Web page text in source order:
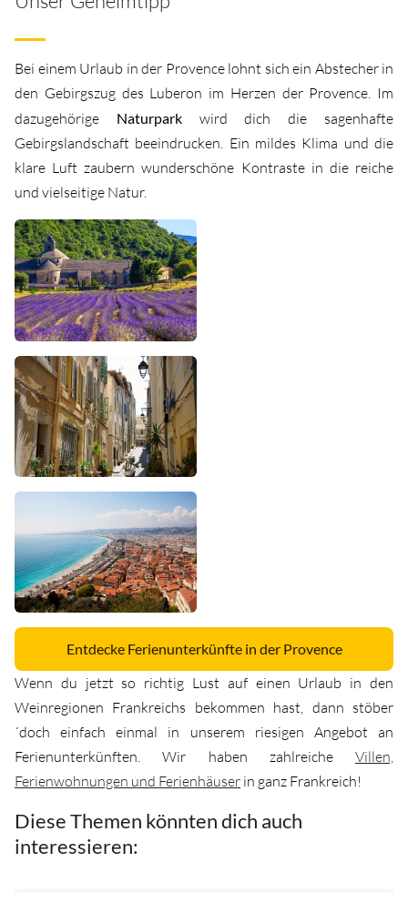
Bei einem Urlaub in der Provence lohnt sich ein Abstecher in
den Gebirgszug des Luberon im Herzen der Provence. Im
dazugehörige Naturparkwird dich die sagenhafte
Gebirgslandschaft beeindrucken. Ein mildes Klima und die
klare Luft zaubern wunderschöne Kontraste in die reiche
und vielseitige Natur.
Entdecke Ferienunterkünfte in der Provence
Wenn du jetzt so richtig Lust auf einen Urlaub in den
Weinregionen Frankreichs bekommen hast, dann stöber
´doch einfach einmal in unserem riesigen Angebot an
Ferienunterkünften. Wir haben zahlreiche Villen,
Ferienwohnungen und Ferienhäuser in ganz Frankreich!
Diese Themen könnten dich auch
interessieren: